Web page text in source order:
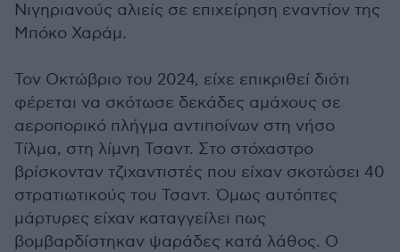
Nιγηριανούς αλιείς σε επιχείρηση εναντίον της
Μπόκο Χαράμ.
Τον Οκτώβριο του 2024, είχε επικριθεί διότι
φέρεται να σκότωσε δεκάδες αμάχους σε
αεροπορικό πλήγμα αντιποίνων στη νήσο
Τίλμα, στη λίμνη Τσαντ. Στο στόχαστρο
βρίσκονταν τζιχαντιστές που είχαν σκοτώσει 40
στρατιωτικούς του Τσαντ. Όμως αυτόπτες
μάρτυρες είχαν καταγγείλει πως
βομβαρδίστηκαν ψαράδες κατά λάθος. Ο